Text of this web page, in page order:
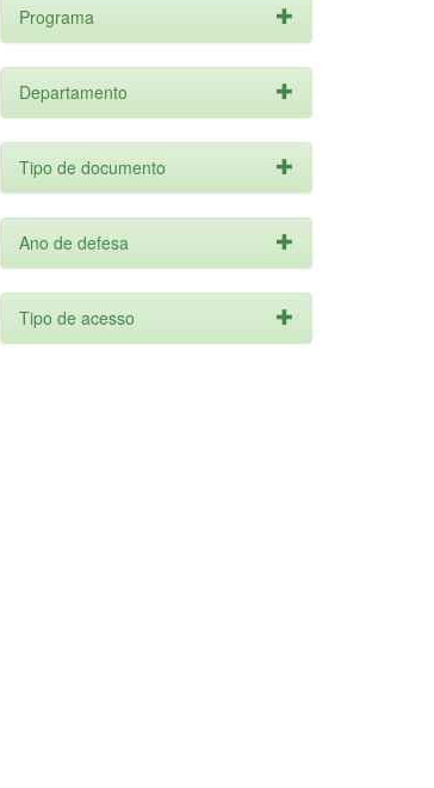
Programa
Departamento
Tipo de documento
Ano de defesa
Tipo de acesso